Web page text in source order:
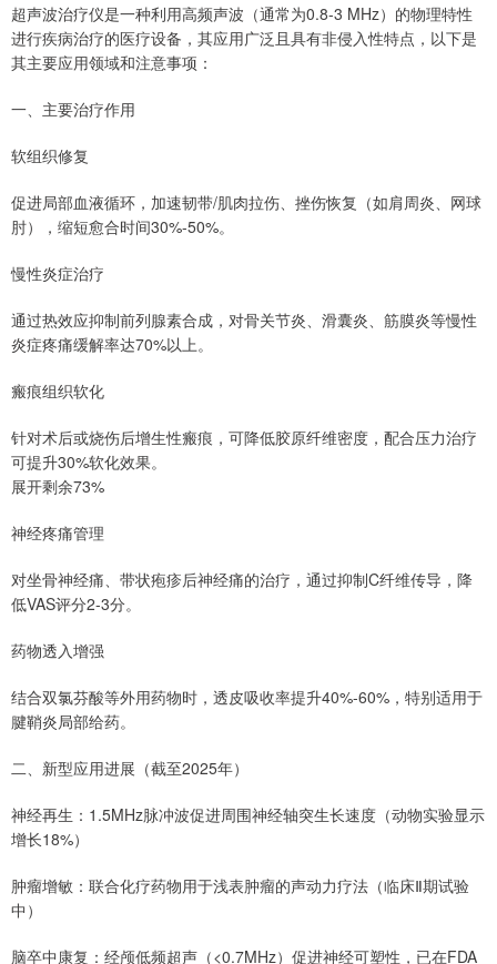
超声波治疗仪是一种利用高频声波（通常为0.8-3 MHz）的物理特性
进行疾病治疗的医疗设备，其应用广泛且具有非侵入性特点，以下是
其主要应用领域和注意事项：
一、主要治疗作用
软组织修复
促进局部血液循环，加速韧带/肌肉拉伤、挫伤恢复（如肩周炎、网球
肘），缩短愈合时间30%-50%。
慢性炎症治疗
通过热效应抑制前列腺素合成，对骨关节炎、滑囊炎、筋膜炎等慢性
炎症疼痛缓解率达70%以上。
瘢痕组织软化
针对术后或烧伤后增生性瘢痕，可降低胶原纤维密度，配合压力治疗
可提升30%软化效果。
展开剩余73%
神经疼痛管理
对坐骨神经痛、带状疱疹后神经痛的治疗，通过抑制C纤维传导，降
低VAS评分2-3分。
药物透入增强
结合双氯芬酸等外用药物时，透皮吸收率提升40%-60%，特别适用于
腱鞘炎局部给药。
二、新型应用进展（截至2025年）
神经再生：1.5MHz脉冲波促进周围神经轴突生长速度（动物实验显示
增长18%）
肿瘤增敏：联合化疗药物用于浅表肿瘤的声动力疗法（临床Ⅱ期试验
中）
脑卒中康复：经颅低频超声（<0.7MHz）促进神经可塑性，已在FDA